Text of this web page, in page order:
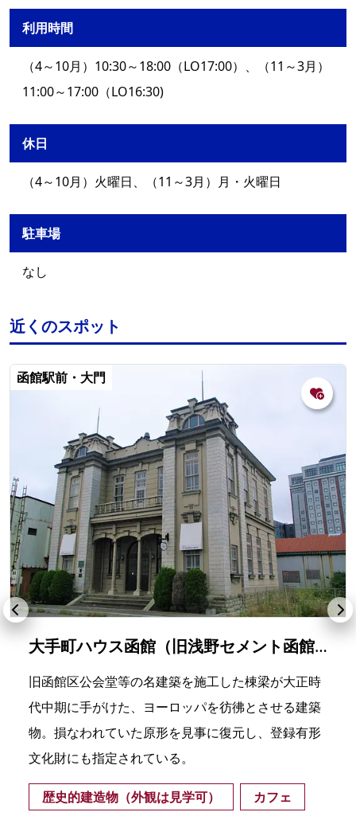
利用時間
（4～10月）10:30～18:00（LO17:00）、（11～3月）
11:00～17:00（LO16:30)
休日
（4～10月）火曜日、（11～3月）月・火曜日
駐車場
なし
近くのスポット
函館駅前・大門
大手町ハウス函館（旧浅野セメント函館営業所、現cafe centenaire)
旧函館区公会堂等の名建築を施工した棟梁が大正時
代中期に手がけた、ヨーロッパを彷彿とさせる建築
物。損なわれていた原形を見事に復元し、登録有形
文化財にも指定されている。
歴史的建造物（外観は見学可） カフェ